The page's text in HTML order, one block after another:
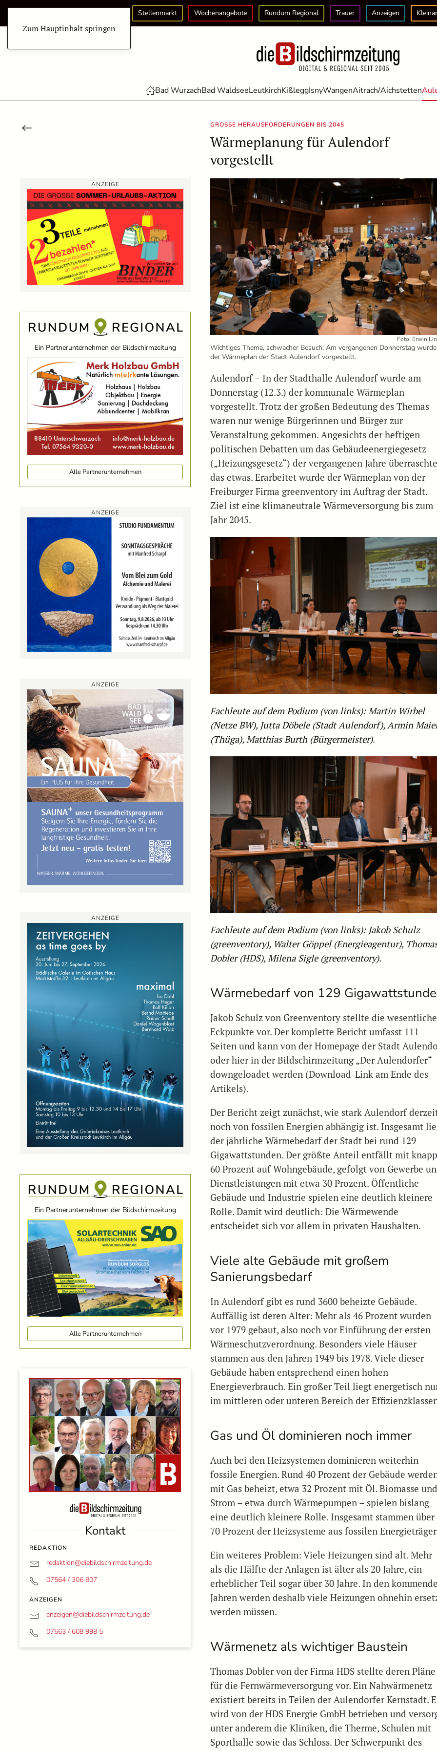
Zum Hauptinhalt springen
Stellenmarkt Wochenangebote Rundum Regional Trauer Anzeigen
Bad WurzachBad WaldseeLeutkirchKißleggIsnyWangenAitrach/Aichstetten
GROSSE HERAUSFORDERUNGEN BIS 2045
Wärmeplanung für Aulendorf
vorgestellt
ANZEIGE
Ein Partnerunternehmen der Bildschirmzeitung
Alle Partnerunternehmen
ANZEIGE
ANZEIGE
ANZEIGE
Ein Partnerunternehmen der Bildschirmzeitung
Alle Partnerunternehmen
Kontakt
REDAKTION
redaktion@diebildschirmzeitung.de
07564 / 306 807
ANZEIGEN
anzeigen@diebildschirmzeitung.de
07563 / 608 998 5
Foto: Erwin
Wichtiges Thema, schwacher Besuch: Am vergangenen Donnerstag wurde
der Wärmeplan der Stadt Aulendorf vorgestellt.
Aulendorf – In der Stadthalle Aulendorf wurde am
Donnerstag (12.3.) der kommunale Wärmeplan
vorgestellt. Trotz der großen Bedeutung des Themas
waren nur wenige Bürgerinnen und Bürger zur
Veranstaltung gekommen. Angesichts der heftigen
politischen Debatten um das Gebäudeenergiegesetz
(„Heizungsgesetz“) der vergangenen Jahre
das etwas. Erarbeitet wurde der Wärmeplan von der
Freiburger Firma greenventory im Auftrag der Stadt.
Ziel ist eine klimaneutrale Wärmeversorgung bis zum
Jahr 2045.
Fachleute auf dem Podium (von links): Martin Wirbel
(Netze BW), Jutta Döbele (Stadt Aulendorf), Armin
(Thüga), Matthias Burth (Bürgermeister).
Fachleute auf dem Podium (von links): Jakob Schulz
(greenventory), Walter Göppel (Energieagentur),
Dobler (HDS), Milena Sigle (greenventory).
Wärmebedarf von 129
Jakob Schulz von Greenventory stellte die
Eckpunkte vor. Der komplette Bericht umfasst 111
Seiten und kann von der Homepage der Stadt
oder hier in der Bildschirmzeitung „Der Aulendorfer“
downgeloadet werden (Download-Link am Ende des
Artikels).
Der Bericht zeigt zunächst, wie stark Aulendorf
noch von fossilen Energien abhängig ist. Insgesamt
der jährliche Wärmebedarf der Stadt bei rund 129
Gigawattstunden. Der größte Anteil entfällt mit
60 Prozent auf Wohngebäude, gefolgt von Gewerbe
Dienstleistungen mit etwa 30 Prozent. Öffentliche
Gebäude und Industrie spielen eine deutlich kleinere
Rolle. Damit wird deutlich: Die Wärmewende
entscheidet sich vor allem in privaten Haushalten.
Viele alte Gebäude mit großem
Sanierungsbedarf
In Aulendorf gibt es rund 3600 beheizte Gebäude.
Auffällig ist deren Alter: Mehr als 46 Prozent wurden
vor 1979 gebaut, also noch vor Einführung der ersten
Wärmeschutzverordnung. Besonders viele Häuser
stammen aus den Jahren 1949 bis 1978. Viele dieser
Gebäude haben entsprechend einen hohen
Energieverbrauch. Ein großer Teil liegt energetisch
im mittleren oder unteren Bereich der
Gas und Öl dominieren noch immer
Auch bei den Heizsystemen dominieren weiterhin
fossile Energien. Rund 40 Prozent der Gebäude
mit Gas beheizt, etwa 32 Prozent mit Öl. Biomasse
Strom – etwa durch Wärmepumpen – spielen bislang
eine deutlich kleinere Rolle. Insgesamt stammen über
70 Prozent der Heizsysteme aus fossilen
Ein weiteres Problem: Viele Heizungen sind alt. Mehr
als die Hälfte der Anlagen ist älter als 20 Jahre, ein
erheblicher Teil sogar über 30 Jahre. In den
Jahren werden deshalb viele Heizungen ohnehin
werden müssen.
Wärmenetz als wichtiger Baustein
Thomas Dobler von der Firma HDS stellte deren Pläne
für die Fernwärmeversorgung vor. Ein Nahwärmenetz
existiert bereits in Teilen der Aulendorfer Kernstadt.
wird von der HDS Energie GmbH betrieben und
unter anderem die Kliniken, die Therme, Schulen mit
Sporthalle sowie das Schloss. Der Schwerpunkt des